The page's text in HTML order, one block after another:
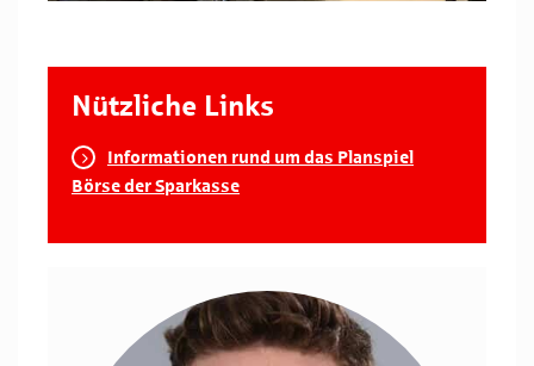
Nützliche Links
Informationen rund um das Planspiel
Börse der Sparkasse